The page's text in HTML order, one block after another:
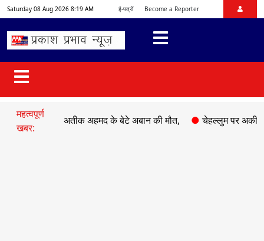
Saturday 08 Aug 2026 8:19 AM ई-पत्रों Become a Reporter
महत्वपूर्ण
खबर:
अतीक अहमद के बेटे अबान की मौत, ● चेहल्लुम पर अकीदत के साथ